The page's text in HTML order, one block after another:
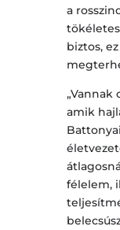
a
biztos,
„Vannak
amik
félelem,